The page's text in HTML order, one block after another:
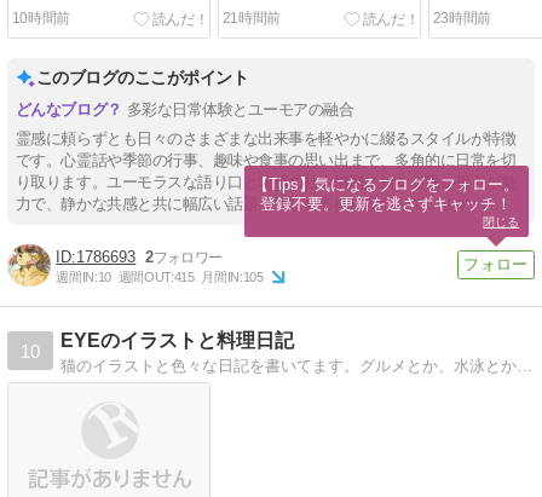
10時間前 21時間前 23時間前
このブログのここがポイント
多彩な日常体験とユーモアの融合
霊感に頼らずとも日々のさまざまな出来事を軽やかに綴るスタイルが特徴
です。心霊話や季節の行事、趣味や食事の思い出まで、多角的に日常を切
り取ります。ユーモラスな語り口と時折の社会情勢に対する鋭い視点が魅
力で、静かな共感と共に幅広い話題を楽しめる構成となっています。
1786693 2
週間IN:10 週間OUT:415 月間IN:105
10
EYEのイラストと料理日記
猫のイラストと色々な日記を書いてます。グルメとか、水泳とか、日常とか。イギリスの留学（受験）生活も書いています。
【Tips】気になるブログをフォロー。
登録不要。更新を逃さずキャッチ！
閉じる